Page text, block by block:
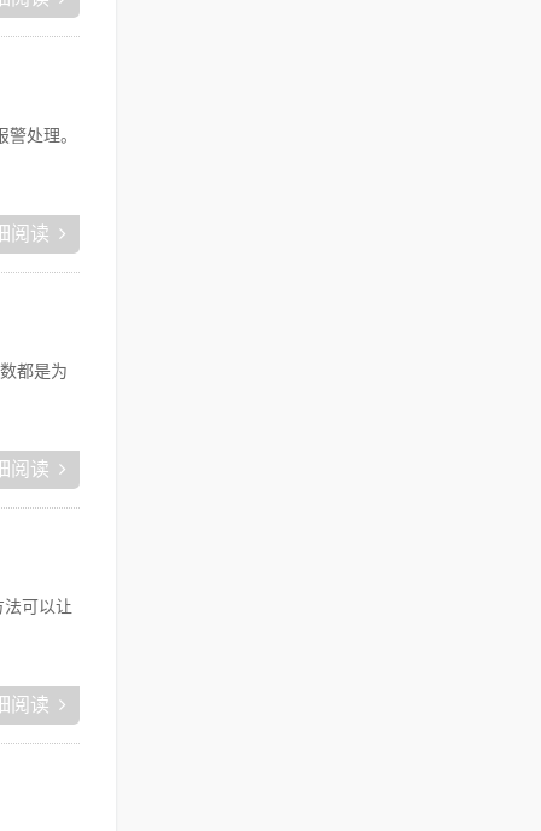
处理。
阅读
都是为
阅读
可以让
阅读